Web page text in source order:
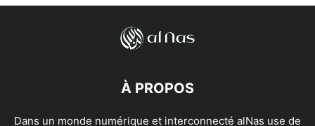
À PROPOS
Dans un monde numérique et interconnecté alNas use de